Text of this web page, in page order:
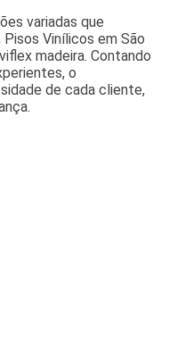
variadas que
Vinílicos em São
madeira. Contando
o
de cada cliente,